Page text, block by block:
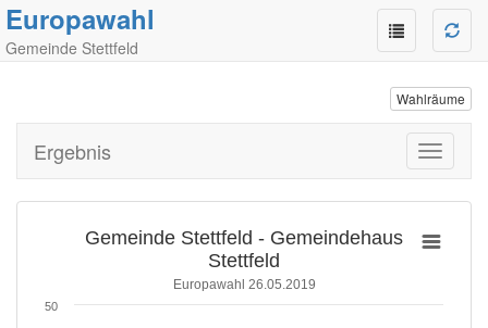
Europawahl
Gemeinde Stettfeld
Wahlräume
Toggle
Ergebnis
Gemeinde Stettfeld - Gemeindehaus
Stettfeld
Europawahl 26.05.2019
50